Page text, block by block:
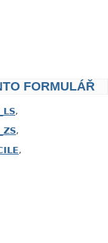
FORMULÁŘ
,
,
,